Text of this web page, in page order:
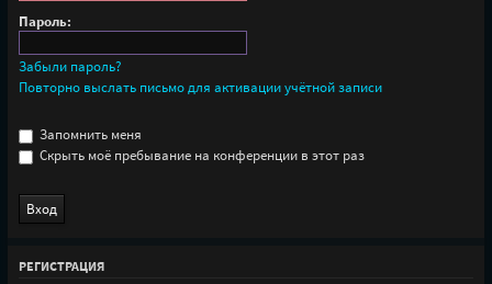
Пароль:
Забыли пароль?
Повторно выслать письмо для активации учётной записи
Запомнить меня
Скрыть моё пребывание на конференции в этот раз
РЕГИСТРАЦИЯ